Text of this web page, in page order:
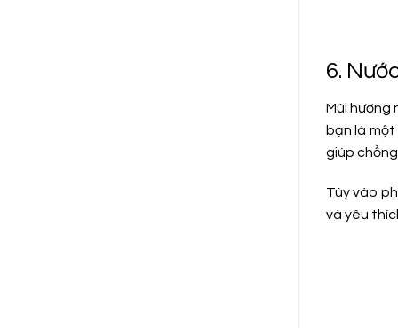
6.
Mùi hương
bạn là một
giúp
Tùy vào
và yêu